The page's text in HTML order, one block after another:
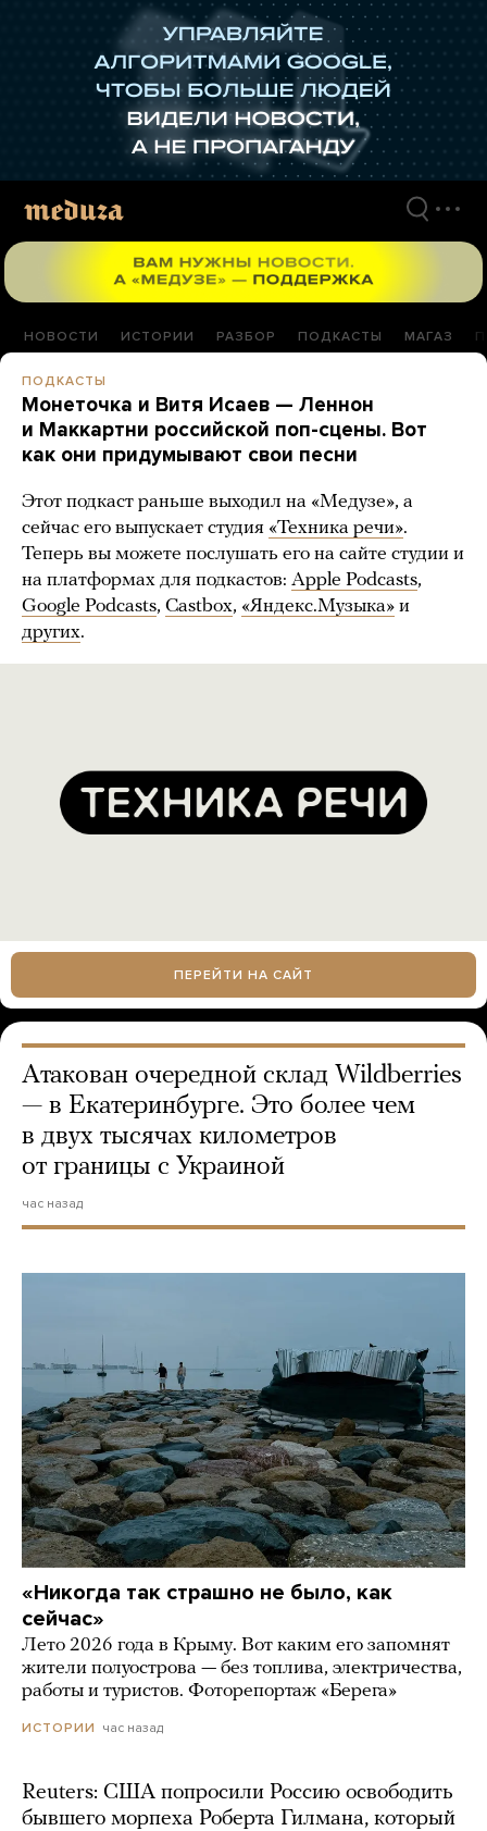
НОВОСТИ ИСТОРИИ РАЗБОР ПОДКАСТЫ МАГАЗ
ПОДКАСТЫ
Монеточка и Витя Исаев — Леннон
и Маккартни российской поп-сцены. Вот
как они придумывают свои песни
Этот подкаст раньше выходил на «Медузе», а
сейчас его выпускает студия «Техника речи».
Теперь вы можете послушать его на сайте студии и
на платформах для подкастов: Apple Podcasts,
Google Podcasts, Castbox, «Яндекс.Музыка» и
других.
ПЕРЕЙТИ НА САЙТ
Атакован очередной склад Wildberries
— в Екатеринбурге. Это более чем
в двух тысячах километров
от границы с Украиной
час назад
«Никогда так страшно не было, как
сейчас»
Лето 2026 года в Крыму. Вот каким его запомнят
жители полуострова — без топлива, электричества,
работы и туристов. Фоторепортаж «Берега»
ИСТОРИИ час назад
Reuters: США попросили Россию освободить
бывшего морпеха Роберта Гилмана, который